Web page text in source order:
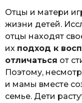
Отцы и матери
жизни детей.
отцы находят
их подход к
отличаться от
Поэтому,
и мамы вместе
семье. Дети